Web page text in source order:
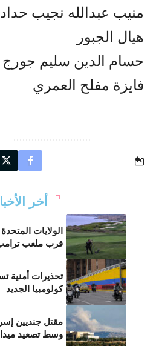
منيب عبدالله نجيب حداد
هيال الجبور
حسام الدين سليم جورج
فايزة مفلح العمري
أخر
الولايات
قرب ملعب ترامب
تحذيرات أمنية
كولومبيا الجديد
مقتل جنديين
وسط تصعيد